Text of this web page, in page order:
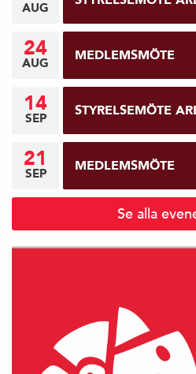
AUG
24
AUG MEDLEMSMÖTE
14
SEP STYRELSEMÖTE
21
SEP MEDLEMSMÖTE
Se alla